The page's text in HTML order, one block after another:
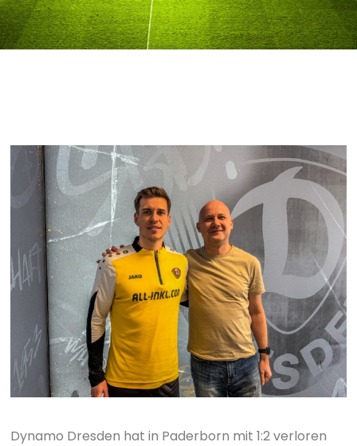
Dynamo Dresden hat in Paderborn mit 1:2 verloren